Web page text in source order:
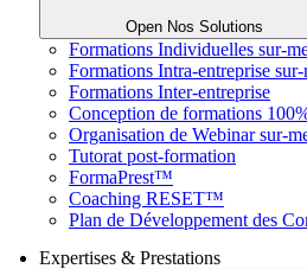
Open Nos Solutions
Formations Individuelles sur-
Formations Intra-entreprise sur-
Formations Inter-entreprise
Conception de formations
Organisation de Webinar sur-
Tutorat post-formation
FormaPrest™
Coaching RESET™
Plan de Développement des
Expertises & Prestations